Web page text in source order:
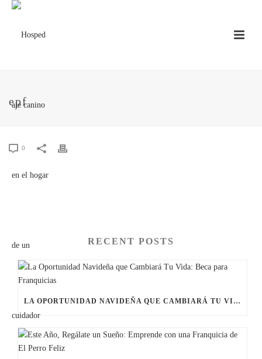
epf
0
RECENT POSTS
LA OPORTUNIDAD NAVIDEÑA QUE CAMBIARÁ TU VIDA: BECA PARA FRANQUICIAS